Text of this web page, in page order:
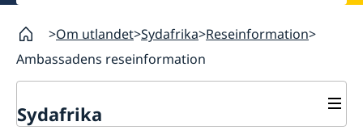
Om utlandet Sydafrika Reseinformation
Ambassadens reseinformation
Sydafrika